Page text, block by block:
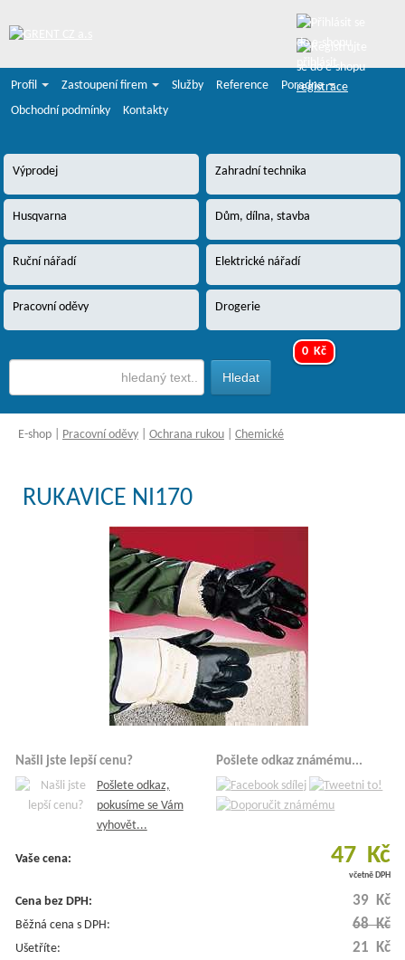
registrace
Profil
Zastoupení firem Služby Reference
Poradna
Obchodní podmínky
Kontakty
Výprodej Zahradní technika
Husqvarna Dům, dílna, stavba
Ruční nářadí Elektrické nářadí
Pracovní oděvy Drogerie
0 Kč
E-shop Pracovní oděvy Ochrana rukou Chemické
RUKAVICE NI170
Našli jste lepší cenu?
Pošlete odkaz,
pokusíme se Vám
vyhovět...
Pošlete odkaz známému...
Vaše cena: 47 Kč
včetně DPH
Cena bez DPH: 39 Kč
Běžná cena s DPH: 68 Kč
Ušetříte: 21 Kč